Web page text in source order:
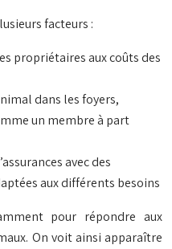
facteurs :
propriétaires aux coûts des
dans les foyers,
un membre à part
avec des
aux différents besoins
pour répondre aux
On voit ainsi apparaître